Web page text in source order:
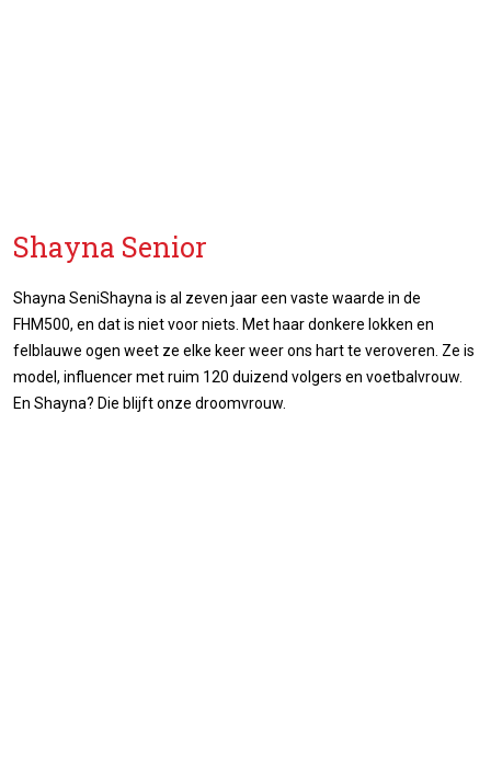
Shayna Senior
Shayna SeniShayna is al zeven jaar een vaste waarde in de
FHM500, en dat is niet voor niets. Met haar donkere lokken en
felblauwe ogen weet ze elke keer weer ons hart te veroveren. Ze is
model, influencer met ruim 120 duizend volgers en voetbalvrouw.
En Shayna? Die blijft onze droomvrouw.